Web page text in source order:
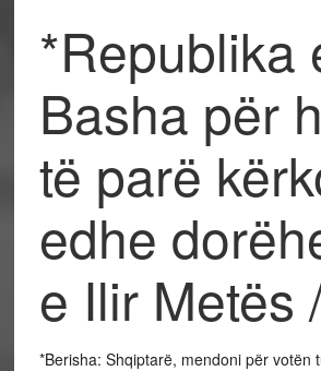
*Republika
Basha për
të parë
edhe
e Ilir Metës
*Berisha: Shqiptarë, mendoni për votën